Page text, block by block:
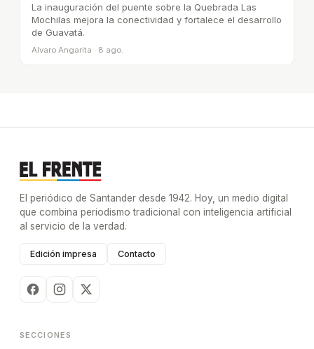
La inauguración del puente sobre la Quebrada Las
Mochilas mejora la conectividad y fortalece el desarrollo
de Guavatá.
Alvaro Angarita · 8 ago.
El periódico de Santander desde 1942. Hoy, un medio digital
que combina periodismo tradicional con inteligencia artificial
al servicio de la verdad.
Edición impresa Contacto
SECCIONES